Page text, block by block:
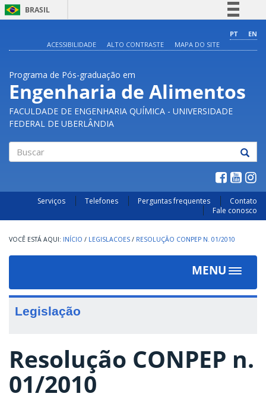
BRASIL
Comunica BR
Acesso à informação
Legislação
PT
EN
ACESSIBILIDADE
ALTO CONTRASTE MAPA DO SITE
Programa de Pós-graduação em
Engenharia de Alimentos
FACULDADE DE ENGENHARIA QUÍMICA - UNIVERSIDADE
FEDERAL DE UBERLÂNDIA
Serviços Telefones Perguntas frequentes
Contato
Fale conosco
INÍCIO / LEGISLACOES / RESOLUÇÃO CONPEP N. 01/2010
MENU
Toggle
Legislação
Resolução CONPEP n.
01/2010